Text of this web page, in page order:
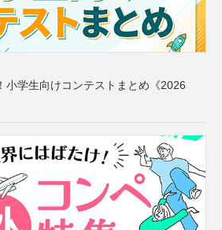
小学生向けコンテストまとめ《2026